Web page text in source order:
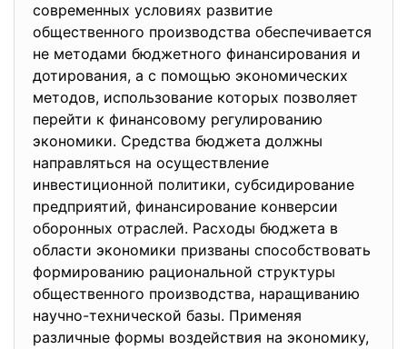
современных условиях развитие
общественного производства обеспечивается
не методами бюджетного финансирования и
дотирования, а с помощью экономических
методов, использование которых позволяет
перейти к финансовому регулированию
экономики. Средства бюджета должны
направляться на осуществление
инвестиционной политики, субсидирование
предприятий, финансирование конверсии
оборонных отраслей. Расходы бюджета в
области экономики призваны способствовать
формированию рациональной структуры
общественного производства, наращиванию
научно-технической базы. Применяя
различные формы воздействия на экономику,